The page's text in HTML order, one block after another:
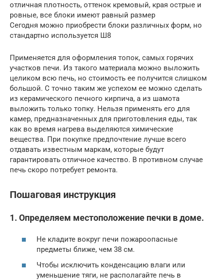
отличная плотность, оттенок кремовый, края острые и
ровные, все блоки имеют равный размер
Сегодня можно приобрести блоки различных форм, но
стандартно используется Ш8
Применяется для оформления топок, самых горячих
участков печи. Из такого материала можно выложить
целиком всю печь, но стоимость ее получится слишком
большой. С точно таким же успехом ее можно сделать
из керамического печного кирпича, а из шамота
выложить только топку. Нельзя применять его для
камер, предназначенных для приготовления еды, так
как во время нагрева выделяются химические
вещества. При покупке предпочтение лучше всего
отдавать известным маркам, которые будут
гарантировать отличное качество. В противном случае
печь скоро потребует ремонта.
Пошаговая инструкция
1. Определяем местоположение печки в доме.
Не кладите вокруг печи пожароопасные
предметы ближе, чем 38 см.
Чтобы исключить конденсацию влаги или
уменьшение тяги, не располагайте печь в